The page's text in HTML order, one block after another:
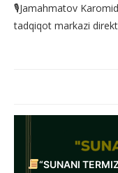
🎙Jamahmatov
tadqiqot markazi
“SUNANI